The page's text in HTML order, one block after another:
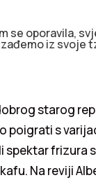
se oporavila,
iz svoje
starog
poigrati s
frizura
Na reviji